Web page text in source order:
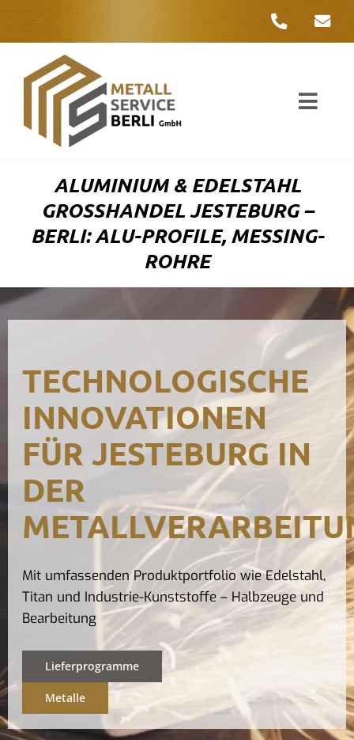
ALUMINIUM & EDELSTAHL
GROSSHANDEL JESTEBURG – B
ERLI: ALU-PROFILE, MESSING-R
OHRE
TECHNOLOGISCHE
INNOVATIONEN
FÜR JESTEBURG IN
DER
Mit umfassenden Produktportfolio wie Edelstahl,
Titan und Industrie-Kunststoffe – Halbzeuge und
Bearbeitung
Lieferprogramme
Metalle